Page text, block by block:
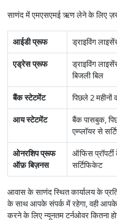
साणंद में एमएसएमई ऋण लेने के लिए
आईडी प्रूफ
ड्राइविंग
एड्रेस प्रूफ
ड्राइविंग
बिजली बिल
बैंक स्टेटमेंट
पिछले 2
आय स्टेटमेंट
बैंक पासबुक,
एम्प्लॉयर से
ओनरशिप प्रूफ
ऑफ़ बिज़नस
ऑफिस प्रॉपर्टी
सर्टिफिकेट
आवास के साणंद स्थित कार्यालय के
के साथ आपके संपर्क में रहेगा, वही
करने के लिए न्यूनतम टर्नओवर कितना